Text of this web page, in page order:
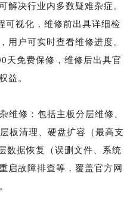
解决行业内多数疑难杂症。
可视化，维修前出具详细检
用户可实时查看维修进度。
天免费保修，维修后出具官
益。
维修：包括主板分层维修、
板清理、硬盘扩容（最高支
数据恢复（误删文件、系统
启故障排查等，覆盖官方网